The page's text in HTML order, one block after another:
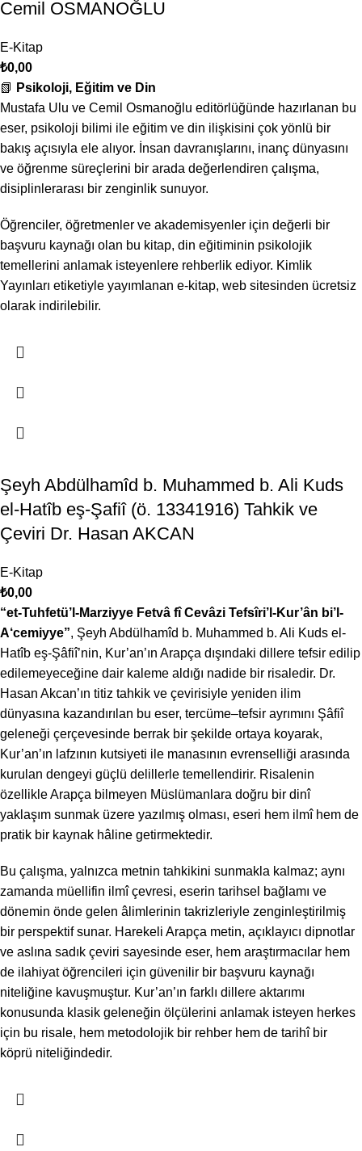
Cemil OSMANOĞLU
E-Kitap
₺0,00
📗 Psikoloji, Eğitim ve Din
Mustafa Ulu ve Cemil Osmanoğlu editörlüğünde hazırlanan bu
eser, psikoloji bilimi ile eğitim ve din ilişkisini çok yönlü bir
bakış açısıyla ele alıyor. İnsan davranışlarını, inanç dünyasını
ve öğrenme süreçlerini bir arada değerlendiren çalışma,
disiplinlerarası bir zenginlik sunuyor.
Öğrenciler, öğretmenler ve akademisyenler için değerli bir
başvuru kaynağı olan bu kitap, din eğitiminin psikolojik
temellerini anlamak isteyenlere rehberlik ediyor. Kimlik
Yayınları etiketiyle yayımlanan e-kitap, web sitesinden ücretsiz
olarak indirilebilir.
Şeyh Abdülhamîd b. Muhammed b. Ali Kuds
el-Hatîb eş-Şafiî (ö. 13341916) Tahkik ve
Çeviri Dr. Hasan AKCAN
E-Kitap
₺0,00
“et-Tuhfetü’l-Marziyye Fetvâ fî Cevâzi Tefsîri’l-Kur’ân bi’l-
A‘cemiyye”, Şeyh Abdülhamîd b. Muhammed b. Ali Kuds el-
Hatîb eş-Şâfiî’nin, Kur’an’ın Arapça dışındaki dillere tefsir edilip
edilemeyeceğine dair kaleme aldığı nadide bir risaledir. Dr.
Hasan Akcan’ın titiz tahkik ve çevirisiyle yeniden ilim
dünyasına kazandırılan bu eser, tercüme–tefsir ayrımını Şâfiî
geleneği çerçevesinde berrak bir şekilde ortaya koyarak,
Kur’an’ın lafzının kutsiyeti ile manasının evrenselliği arasında
kurulan dengeyi güçlü delillerle temellendirir. Risalenin
özellikle Arapça bilmeyen Müslümanlara doğru bir dinî
yaklaşım sunmak üzere yazılmış olması, eseri hem ilmî hem de
pratik bir kaynak hâline getirmektedir.
Bu çalışma, yalnızca metnin tahkikini sunmakla kalmaz; aynı
zamanda müellifin ilmî çevresi, eserin tarihsel bağlamı ve
dönemin önde gelen âlimlerinin takrizleriyle zenginleştirilmiş
bir perspektif sunar. Harekeli Arapça metin, açıklayıcı dipnotlar
ve aslına sadık çeviri sayesinde eser, hem araştırmacılar hem
de ilahiyat öğrencileri için güvenilir bir başvuru kaynağı
niteliğine kavuşmuştur. Kur’an’ın farklı dillere aktarımı
konusunda klasik geleneğin ölçülerini anlamak isteyen herkes
için bu risale, hem metodolojik bir rehber hem de tarihî bir
köprü niteliğindedir.